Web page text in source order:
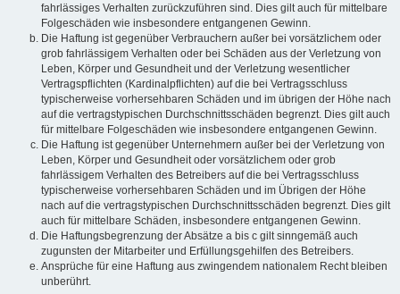
fahrlässiges Verhalten zurückzuführen sind. Dies gilt auch für mittelbare
Folgeschäden wie insbesondere entgangenen Gewinn.
Die Haftung ist gegenüber Verbrauchern außer bei vorsätzlichem oder
grob fahrlässigem Verhalten oder bei Schäden aus der Verletzung von
Leben, Körper und Gesundheit und der Verletzung wesentlicher
Vertragspflichten (Kardinalpflichten) auf die bei Vertragsschluss
typischerweise vorhersehbaren Schäden und im übrigen der Höhe nach
auf die vertragstypischen Durchschnittsschäden begrenzt. Dies gilt auch
für mittelbare Folgeschäden wie insbesondere entgangenen Gewinn.
Die Haftung ist gegenüber Unternehmern außer bei der Verletzung von
Leben, Körper und Gesundheit oder vorsätzlichem oder grob
fahrlässigem Verhalten des Betreibers auf die bei Vertragsschluss
typischerweise vorhersehbaren Schäden und im Übrigen der Höhe
nach auf die vertragstypischen Durchschnittsschäden begrenzt. Dies gilt
auch für mittelbare Schäden, insbesondere entgangenen Gewinn.
Die Haftungsbegrenzung der Absätze a bis c gilt sinngemäß auch
zugunsten der Mitarbeiter und Erfüllungsgehilfen des Betreibers.
Ansprüche für eine Haftung aus zwingendem nationalem Recht bleiben
unberührt.